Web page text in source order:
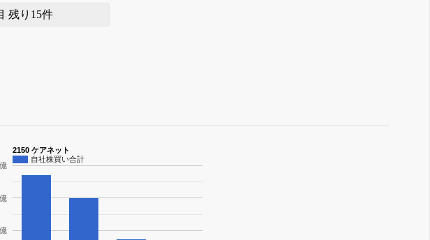
残り15件
2150 ケアネット
自社株買い合計